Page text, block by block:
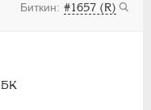
#1657 (R)
БК